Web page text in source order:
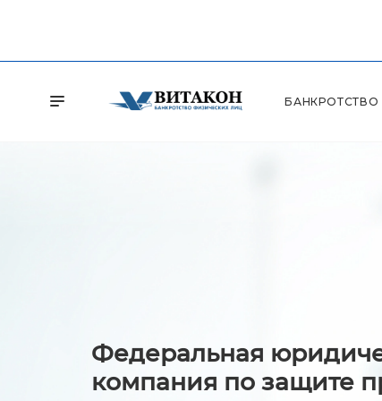
БАНКРОТСТВО
Федеральная
компания по защите